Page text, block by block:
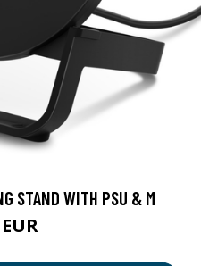
STAND WITH PSU & M